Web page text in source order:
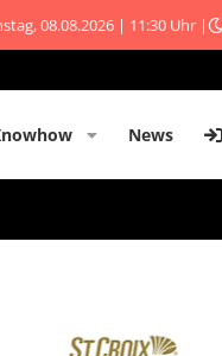
08.08.2026 | 11:30 Uhr |
News